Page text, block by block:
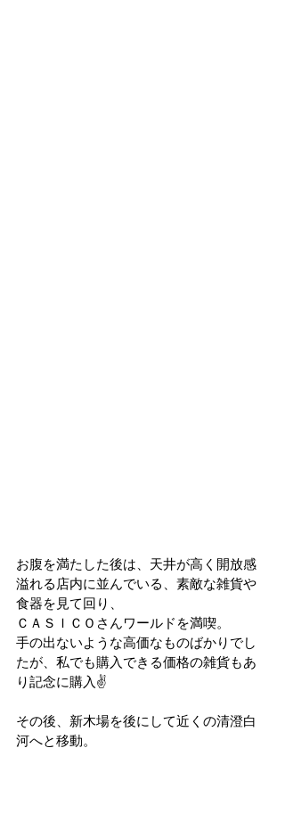
お腹を満たした後は、天井が高く開放感
溢れる店内に並んでいる、素敵な雑貨や
食器を見て回り、
ＣＡＳＩＣＯさんワールドを満喫。
手の出ないような高価なものばかりでし
たが、私でも購入できる価格の雑貨もあ
り記念に購入✌
その後、新木場を後にして近くの清澄白
河へと移動。